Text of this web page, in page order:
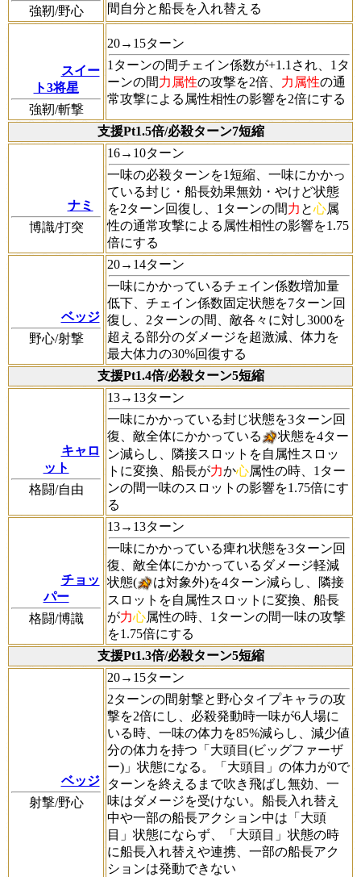
強靭/野心 間自分と船長を入れ替える
スイー
ト3将星
強靭/斬撃
20→15ターン
1ターンの間チェイン係数が+1.1され、1タ
ーンの間力属性の攻撃を2倍、 力属性の通
常攻撃による属性相性の影響を2倍にする
支援Pt1.5倍/必殺ターン7短縮
ナミ
博識/打突
16→10ターン
一味の必殺ターンを1短縮、一味にかかっ
ている封じ・船長効果無効・やけど状態
を2ターン回復し、1ターンの間力 と心属
性の通常攻撃による属性相性の影響を1.75
倍にする
ベッジ
野心/射撃
20→14ターン
一味にかかっているチェイン係数増加量
低下、チェイン係数固定状態を7ターン回
復し、2ターンの間、敵各々に対し3000を
超える部分のダメージを超激減、体力を
最大体力の30%回復する
支援Pt1.4倍/必殺ターン5短縮
キャロ
ット
格闘/自由
13→13ターン
一味にかかっている封じ状態を3ターン回
復、敵全体にかかっている
状態を4ター
ン減らし、隣接スロットを自属性スロッ
トに変換、船長が力か心属性の時、1ター
ンの間一味のスロットの影響を1.75倍にす
る
チョッ
パー
格闘/博識
13→13ターン
一味にかかっている痺れ状態を3ターン回
復、敵全体にかかっているダメージ軽減
状態(
は対象外)を4ターン減らし、隣接
スロットを自属性スロットに変換、船長
が力心属性の時、1ターンの間一味の攻撃
を1.75倍にする
支援Pt1.3倍/必殺ターン5短縮
ベッジ
射撃/野心
20→15ターン
2ターンの間射撃と野心タイプキャラの攻
撃を2倍にし、必殺発動時一味が6人場に
いる時、一味の体力を85%減らし、減少値
分の体力を持つ「大頭目(ビッグファーザ
ー)」状態になる。「大頭目」の体力が0で
ターンを終えるまで吹き飛ばし無効、一
味はダメージを受けない。船長入れ替え
中や一部の船長アクション中は「大頭
目」状態にならず、「大頭目」状態の時
に船長入れ替えや連携、一部の船長アク
ションは発動できない